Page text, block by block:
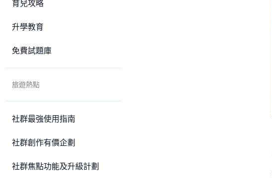
育兒攻略
升學教育
免費試題庫
旅遊熱點
社群最強使用指南
社群創作有價企劃
社群焦點功能及升級計劃